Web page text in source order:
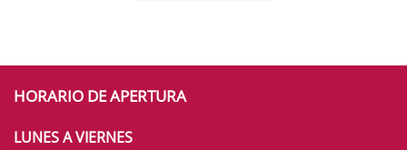
HORARIO DE APERTURA
LUNES A VIERNES